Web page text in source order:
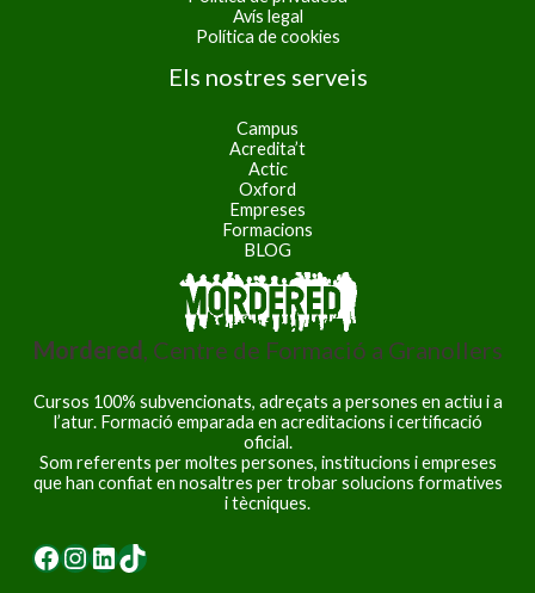
Avís legal
Política de cookies
Els nostres serveis
Campus
Acredita’t
Actic
Oxford
Empreses
Formacions
BLOG
Mordered, Centre de Formació a Granollers
Cursos 100% subvencionats, adreçats a persones en actiu i a
l’atur. Formació emparada en acreditacions i certificació
oficial.
Som referents per moltes persones, institucions i empreses
que han confiat en nosaltres per trobar solucions formatives
i tècniques.
Facebook
Instagram
LinkedIn
TikTok